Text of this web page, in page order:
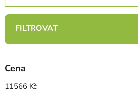
z
n
p
r
o
Cena
11566 Kč